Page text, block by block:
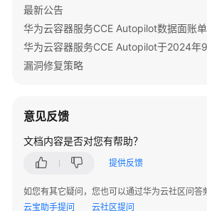
配
置
与
密
弹
伸
缩
插
最新公告
华为云容器服务CCE Autopilot数据面账
漏洞修复策略
意见反馈
文档内容是否对您有帮助？
提供反馈
如您有其它疑问，您也可以通过华为云社区问答
云宝助手提问
云社区提问